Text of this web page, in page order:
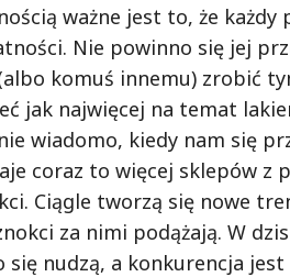
ważne jest to, że
Nie powinno się jej
komuś innemu) zrobić
jak najwięcej na temat
wiadomo, kiedy nam się
coraz to więcej sklepów z
Ciągle tworzą się nowe
za nimi podążają. W
się nudzą, a konkurencja